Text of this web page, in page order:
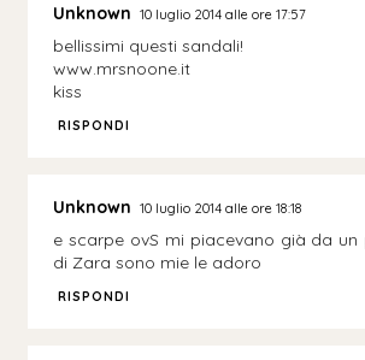
Unknown 10 luglio 2014 alle ore 17:57
bellissimi questi sandali!
www.mrsnoone.it
kiss
RISPONDI
Unknown 10 luglio 2014 alle ore 18:18
e scarpe ovS mi piacevano già da
di Zara sono mie le adoro
RISPONDI